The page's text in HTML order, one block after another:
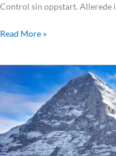
Control sin oppstart. Allerede i
Read More »
skredtårn
jerbanen
mot
snøskred